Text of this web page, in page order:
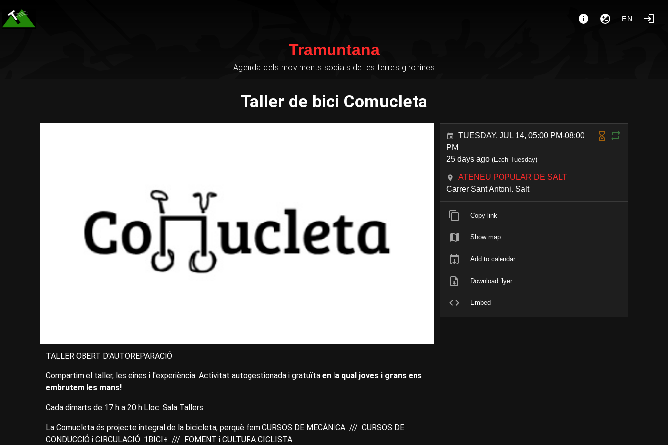
EN
Tramuntana
Agenda dels moviments socials de les terres gironines
Taller de bici Comucleta
TALLER OBERT D'AUTOREPARACIÓ
Compartim el taller, les eines i l'experiència. Activitat autogestionada i gratuïta en la qual joves i grans ens
embrutem les mans!
Cada dimarts de 17 h a 20 h.Lloc: Sala Tallers
La Comucleta és projecte integral de la bicicleta, perquè fem:CURSOS DE MECÀNICA /// CURSOS DE
CONDUCCIÓ i CIRCULACIÓ: 1BICI+ /// FOMENT i CULTURA CICLISTA
TUESDAY, JUL 14, 05:00 PM-08:00
PM
25 days ago (Each Tuesday)
ATENEU POPULAR DE SALT
Carrer Sant Antoni. Salt
Copy link
Show map
Add to calendar
Download flyer
Embed